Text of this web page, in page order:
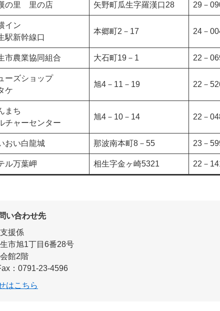
の里 里の店 矢野町瓜生字羅漢口28 29－
イン
駅新幹線口
本郷町2－17 24－
市農業協同組合 大石町19－1 22－
ーズショップ
ケ
旭4－11－19 22－
まち
チャーセンター
旭4－10－14 22－
おい白龍城 那波南本町8－55 23－
ル万葉岬 相生字金ヶ崎5321 22－
い合わせ先
援係
市旭1丁目6番28号
館2階
：0791-23-4596
はこちら